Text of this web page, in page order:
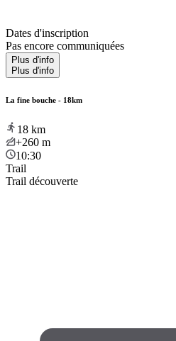
Dates d'inscription
Pas encore communiquées
Plus d'info
Plus d'info
La fine bouche - 18km
18 km
+260 m
10:30
Trail
Trail découverte